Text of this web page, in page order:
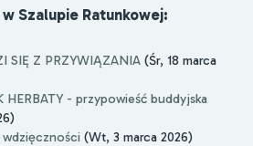
Szalupie Ratunkowej:
SIĘ Z PRZYWIĄZANIA (Śr, 18 marca
HERBATY - przypowieść buddyjska
wdzięczności (Wt, 3 marca 2026)